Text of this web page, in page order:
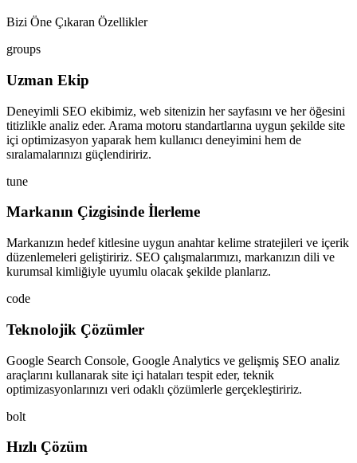
Bizi Öne Çıkaran Özellikler
groups
Uzman Ekip
Deneyimli SEO ekibimiz, web sitenizin her sayfasını ve her öğesini
titizlikle analiz eder. Arama motoru standartlarına uygun şekilde site
içi optimizasyon yaparak hem kullanıcı deneyimini hem de
sıralamalarınızı güçlendiririz.
tune
Markanın Çizgisinde İlerleme
Markanızın hedef kitlesine uygun anahtar kelime stratejileri ve içerik
düzenlemeleri geliştiririz. SEO çalışmalarımızı, markanızın dili ve
kurumsal kimliğiyle uyumlu olacak şekilde planlarız.
code
Teknolojik Çözümler
Google Search Console, Google Analytics ve gelişmiş SEO analiz
araçlarını kullanarak site içi hataları tespit eder, teknik
optimizasyonlarınızı veri odaklı çözümlerle gerçekleştiririz.
bolt
Hızlı Çözüm